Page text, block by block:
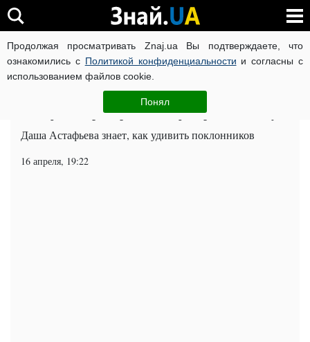
Продолжая просматривать Znaj.ua Вы подтверждаете, что
ознакомились с Политикой конфиденциальности и согласны с
использованием файлов cookie.
Понял
ВОЙНА РОССИИ ПРОТИВ УКРАИНЫ КОРОНАВИРУС В
Шоу-бизнес ЧИТАТИ УКРАЇНСЬКОЮ
Астафьева примерила "скафандр" в облипку
Даша Астафьева знает, как удивить поклонников
16 апреля, 19:22